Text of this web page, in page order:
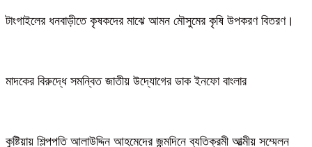
টাংগাইলের ধনবাড়ীতে কৃষকদের মাঝে আমন মৌসুমের কৃষি উপকরণ বিতরণ।
মাদকের বিরুদ্ধে সমন্বিত জাতীয় উদ্যোগের ডাক ইনফো বাংলার
কুষ্টিয়ায় শিল্পপতি আলাউদ্দিন আহমেদের জন্মদিনে ব্যতিক্রমী আত্মীয় সম্মেলন